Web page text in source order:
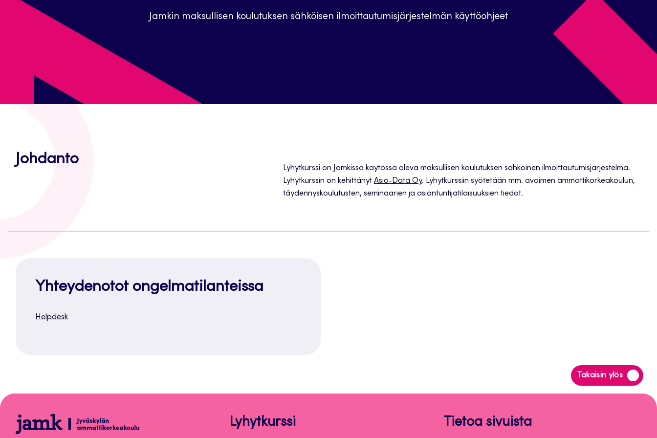
Jamkin maksullisen koulutuksen sähköisen ilmoittautumisjärjestelmän käyttöohjeet
Johdanto
Lyhytkurssi on Jamkissa käytössä oleva maksullisen koulutuksen sähköinen ilmoittautumisjärjestelmä.
Lyhytkurssin on kehittänyt Asio-Data Oy. Lyhytkurssiin syötetään mm. avoimen ammattikorkeakoulun,
täydennyskoulutusten, seminaarien ja asiantuntijatilaisuuksien tiedot.
Yhteydenotot ongelmatilanteissa
Helpdesk
Takaisin ylös
Siirry
takaisin
Lyhytkurssi Lyhytkurssi Tietoa sivuista